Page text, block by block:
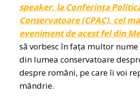
speaker, la Conferința
Conservatoare (CPAC), cel
eveniment de acest fel din
să vorbesc în fața multor
din lumea conservatoare
despre români, pe care îi voi
mândrie.